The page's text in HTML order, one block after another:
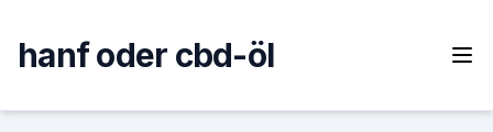
content
hanf oder cbd-öl